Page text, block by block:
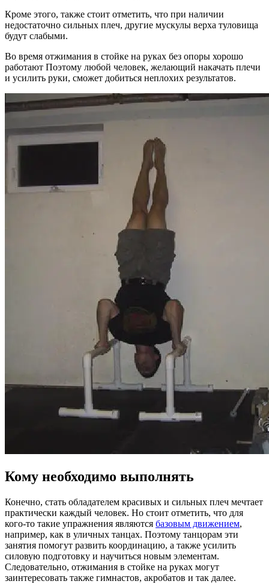
Кроме этого, также стоит отметить, что при наличии
недостаточно сильных плеч, другие мускулы верха туловища
будут слабыми.
Во время отжимания в стойке на руках без опоры хорошо
работают Поэтому любой человек, желающий накачать плечи
и усилить руки, сможет добиться неплохих результатов.
Кому необходимо выполнять
Конечно, стать обладателем красивых и сильных плеч мечтает
практически каждый человек. Но стоит отметить, что для
кого-то такие упражнения являются базовым движением,
например, как в уличных танцах. Поэтому танцорам эти
занятия помогут развить координацию, а также усилить
силовую подготовку и научиться новым элементам.
Следовательно, отжимания в стойке на руках могут
заинтересовать также гимнастов, акробатов и так далее.